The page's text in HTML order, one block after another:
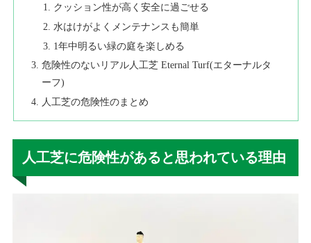
クッション性が高く安全に過ごせる
水はけがよくメンテナンスも簡単
1年中明るい緑の庭を楽しめる
危険性のないリアル人工芝 Eternal Turf(エターナルタ
ーフ)
人工芝の危険性のまとめ
人工芝に危険性があると思われている理由